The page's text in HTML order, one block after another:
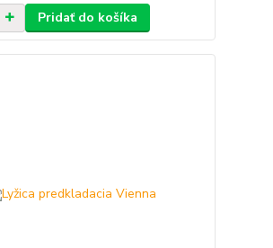
Pridať do košíka